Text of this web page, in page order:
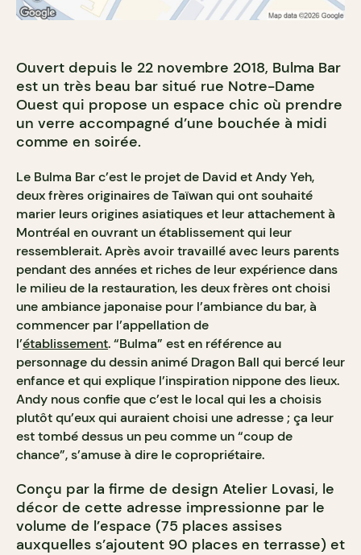
Ouvert depuis le 22 novembre 2018, Bulma Bar
est un très beau bar situé rue Notre-Dame
Ouest qui propose un espace chic où prendre
un verre accompagné d’une bouchée à midi
comme en soirée.
Le Bulma Bar c’est le projet de David et Andy Yeh,
deux frères originaires de Taïwan qui ont souhaité
marier leurs origines asiatiques et leur attachement à
Montréal en ouvrant un établissement qui leur
ressemblerait. Après avoir travaillé avec leurs parents
pendant des années et riches de leur expérience dans
le milieu de la restauration, les deux frères ont choisi
une ambiance japonaise pour l’ambiance du bar, à
commencer par l’appellation de
l’établissement.“Bulma” est en référence au
personnage du dessin animé Dragon Ball qui bercé leur
enfance et qui explique l’inspiration nippone des lieux.
Andy nous confie que c’est le local qui les a choisis
plutôt qu’eux qui auraient choisi une adresse ; ça leur
est tombé dessus un peu comme un “coup de
chance”, s’amuse à dire le copropriétaire.
Conçu par la firme de design Atelier Lovasi, le
décor de cette adresse impressionne par le
volume de l’espace (75 places assises
auxquelles s’ajoutent 90 places en terrasse) et